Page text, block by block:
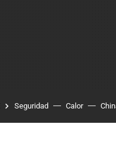
Seguridad Calor